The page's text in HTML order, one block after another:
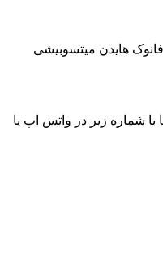
هایدن میتسوبیشی
شماره زیر در واتس اپ یا